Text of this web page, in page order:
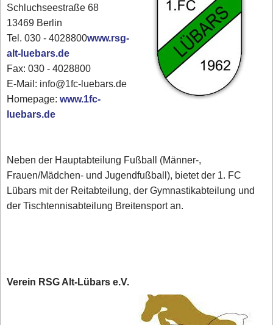
Schluchseestraße 68
13469 Berlin
Tel. 030 - 4028800www.rsg-
alt-luebars.de
Fax: 030 - 4028800
E-Mail: info@1fc-luebars.de
Homepage:www.1fc-
luebars.de
Neben der Hauptabteilung Fußball (Männer-,
Frauen/Mädchen- und Jugendfußball), bietet der 1. FC
Lübars mit der Reitabteilung, der Gymnastikabteilung und
der Tischtennisabteilung Breitensport an.
Verein RSG Alt-Lübars e.V.